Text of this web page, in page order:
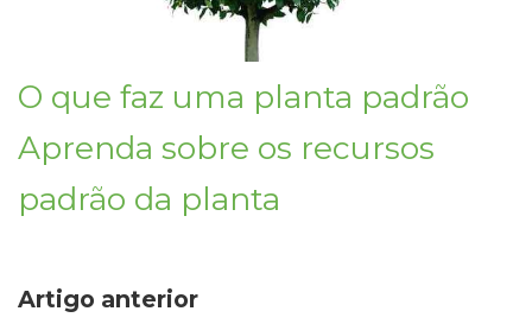
O que faz uma planta padrão
Aprenda sobre os recursos
padrão da planta
Artigo anterior